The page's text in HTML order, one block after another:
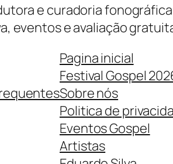
e curadoria
eventos e avaliação
Pagina inicial
Festival Gospel
Sobre nós
Politica de
Eventos Gospel
Artistas